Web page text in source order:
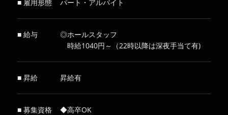
■ 雇用形態 パート・アルバイト
■ 給与
◎ホールスタッフ
時給1040円～（22時以降は深夜手当て有)
■ 昇給 昇給有
■ 募集資格 ◆高卒OK